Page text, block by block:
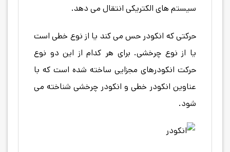
سیستم های الکتریکی انتقال می دهد.
حرکتی که انکودر حس می کند یا از نوع خطی است
یا از نوع چرخشی. برای هر کدام از این دو نوع
حرکت انکودرهای مجزایی ساخته شده است که با
عناوین انکودر خطی و انکودر چرخشی شناخته می
شود.